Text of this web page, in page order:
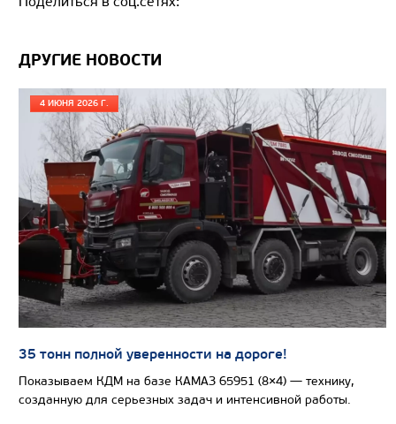
Узнать цену
САМОСВАЛ КАМАЗ-65802
ДРУГИЕ НОВОСТИ
4 ИЮНЯ 2026 Г.
35 тонн полной уверенности на дороге!
Показываем КДМ на базе КАМАЗ 65951 (8×4) — технику,
созданную для серьезных задач и интенсивной работы.